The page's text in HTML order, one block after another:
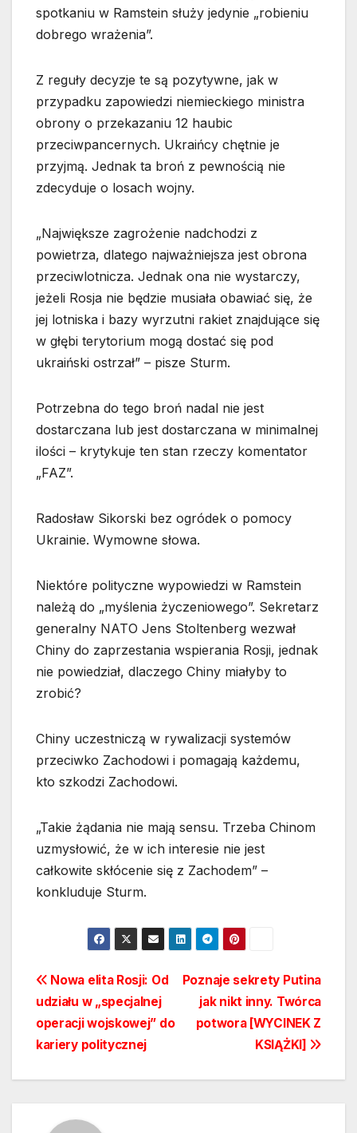
spotkaniu w Ramstein służy jedynie „robieniu
dobrego wrażenia”.
Z reguły decyzje te są pozytywne, jak w
przypadku zapowiedzi niemieckiego ministra
obrony o przekazaniu 12 haubic
przeciwpancernych. Ukraińcy chętnie je
przyjmą. Jednak ta broń z pewnością nie
zdecyduje o losach wojny.
„Największe zagrożenie nadchodzi z
powietrza, dlatego najważniejsza jest obrona
przeciwlotnicza. Jednak ona nie wystarczy,
jeżeli Rosja nie będzie musiała obawiać się, że
jej lotniska i bazy wyrzutni rakiet znajdujące się
w głębi terytorium mogą dostać się pod
ukraiński ostrzał” – pisze Sturm.
Potrzebna do tego broń nadal nie jest
dostarczana lub jest dostarczana w minimalnej
ilości – krytykuje ten stan rzeczy komentator
„FAZ”.
Radosław Sikorski bez ogródek o pomocy
Ukrainie. Wymowne słowa.
Niektóre polityczne wypowiedzi w Ramstein
należą do „myślenia życzeniowego”. Sekretarz
generalny NATO Jens Stoltenberg wezwał
Chiny do zaprzestania wspierania Rosji, jednak
nie powiedział, dlaczego Chiny miałyby to
zrobić?
Chiny uczestniczą w rywalizacji systemów
przeciwko Zachodowi i pomagają każdemu,
kto szkodzi Zachodowi.
„Takie żądania nie mają sensu. Trzeba Chinom
uzmysłowić, że w ich interesie nie jest
całkowite skłócenie się z Zachodem” –
konkluduje Sturm.
Nawigacja
wpisu
Poznaje sekrety Putina
jak nikt inny. Twórca
potwora [WYCINEK Z
KSIĄŻKI]
Nowa elita Rosji: Od
udziału w „specjalnej
operacji wojskowej” do
kariery politycznej